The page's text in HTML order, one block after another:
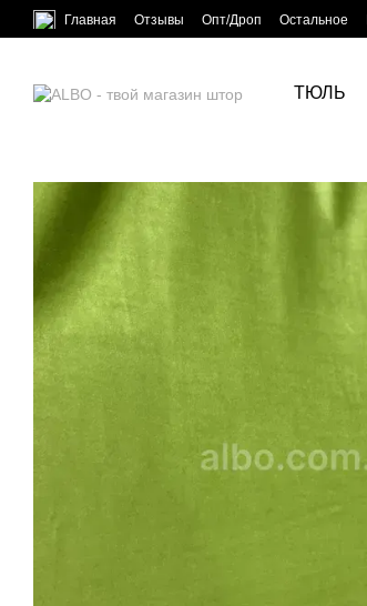
Перейти к основному контенту
Главная Отзывы Опт/Дроп Остальное
ТЮЛЬ